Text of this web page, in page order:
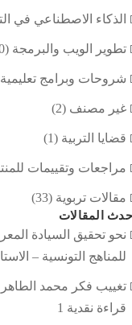
الذكاء الاصطناعي في
تطوير الويب والبرمجة
شروحات وبرامج تعليمية
غير مصنف
قضايا التربية
مراجعات وتقييمات
مقالات تربوية
المقالات
نحو تحقيق السيادة
للمناهج التونسية –
تغييب فكر محمد الطاهر
قراءة نقدية 1